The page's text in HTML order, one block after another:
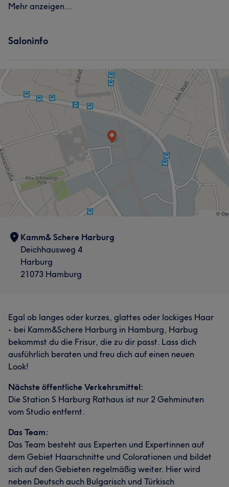
Mehr anzeigen...
Saloninfo
Kamm& Schere Harburg
Deichhausweg 4
Harburg
21073 Hamburg
Egal ob langes oder kurzes, glattes oder lockiges Haar
- bei Kamm&Schere Harburg in Hamburg, Harbug
bekommst du die Frisur, die zu dir passt. Lass dich
ausführlich beraten und freu dich auf einen neuen
Look!
Nächste öffentliche Verkehrsmittel:
Die Station S Harburg Rathaus ist nur 2 Gehminuten
vom Studio entfernt.
Das Team:
Das Team besteht aus Experten und Expertinnen auf
dem Gebiet Haarschnitte und Colorationen und bildet
sich auf den Gebieten regelmäßig weiter. Hier wird
neben Deutsch auch Bulgarisch und Türkisch